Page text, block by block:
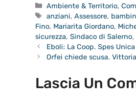
Categorie
Ambiente & Territorio,
Tag
anziani,Assessore,
Fino, Mariarita Giordano,
sicurezza, Sindaco di Salerno,
Eboli: La Coop. Spes
Orfei chiede scusa.
Lascia Un